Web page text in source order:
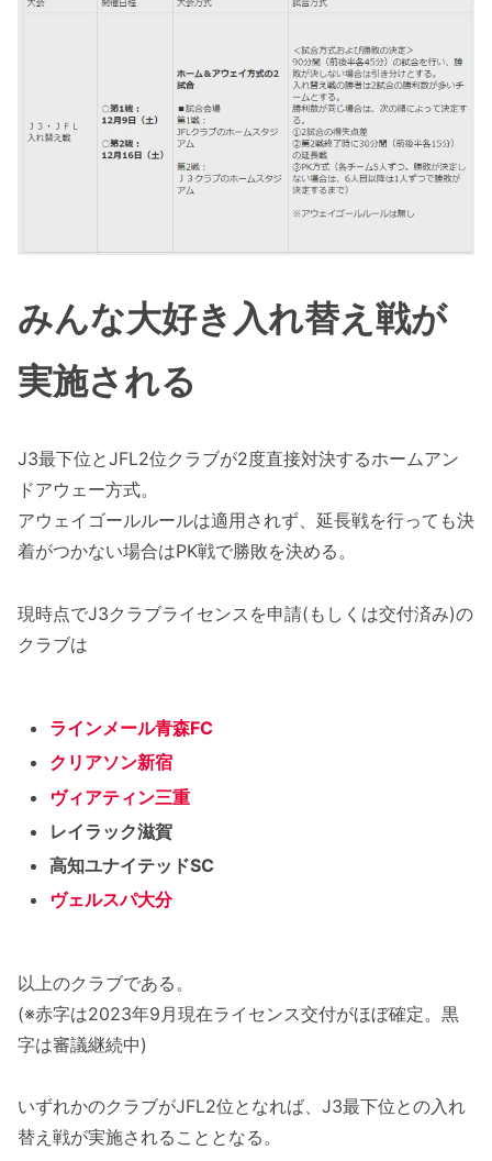
みんな大好き入れ替え戦が
実施される
J3最下位とJFL2位クラブが2度直接対決するホームアン
ドアウェー方式。
アウェイゴールルールは適用されず、延長戦を行っても決
着がつかない場合はPK戦で勝敗を決める。
現時点でJ3クラブライセンスを申請(もしくは交付済み)の
クラブは
ラインメール青森FC
クリアソン新宿
ヴィアティン三重
レイラック滋賀
高知ユナイテッドSC
ヴェルスパ大分
以上のクラブである。
(※赤字は2023年9月現在ライセンス交付がほぼ確定。黒
字は審議継続中)
いずれかのクラブがJFL2位となれば、J3最下位との入れ
替え戦が実施されることとなる。